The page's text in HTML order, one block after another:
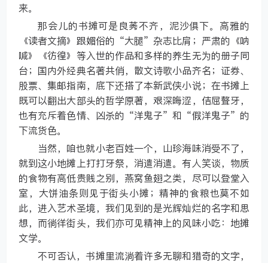
来。
那会儿的书摊可是良莠不齐，泥沙俱下。高雅的
《读者文摘》跟媚俗的“大腿”杂志比肩；严肃的《呐
喊》《彷徨》等入世的作品和多样的养生无为的册子同
台；国内外经典名著共俏，散文诗歌小品齐名；证券、
股票、集邮指南，底下还搭了本新武侠小说；在书摊上
既可以翻出大部头的哲学原著，艰深晦涩，佶屈聱牙，
也有充斥着色情、凶杀的“洋鬼子”和“假洋鬼子”的
下流货色。
当然，咱也就小老百姓一个，山珍海味消受不了，
就到这小地摊上打打牙祭，消遣消遣。有人笑谈，物质
的食物有高低贵贱之别，燕窝鱼翅之类，尽可以登堂入
室，大饼油条则见于街头小摊；精神的食粮也莫不如
此，进入艺术圣境，我们见到的是光辉灿烂的名字和思
想，而徜徉街头，我们亦可见精神上的风味小吃：地摊
文学。
不可否认，书摊里流淌着许多无聊和猎奇的文字，